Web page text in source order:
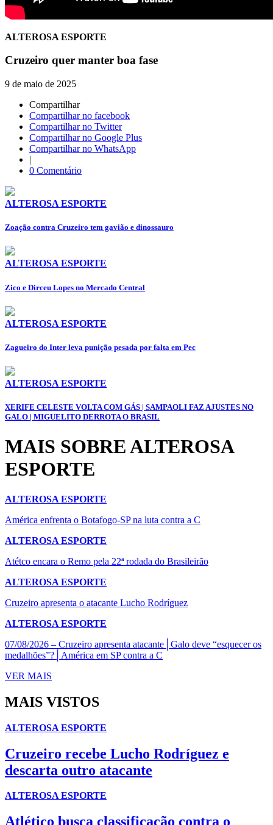
ALTEROSA ESPORTE
Cruzeiro quer manter boa fase
9 de maio de 2025
Compartilhar
Compartilhar no facebook
Compartilhar no Twitter
Compartilhar no Google Plus
Compartilhar no WhatsApp
|
0 Comentário
ALTEROSA ESPORTE
Zoação contra Cruzeiro tem gavião e dinossauro
ALTEROSA ESPORTE
Zico e Dirceu Lopes no Mercado Central
ALTEROSA ESPORTE
Zagueiro do Inter leva punição pesada por falta em Pec
ALTEROSA ESPORTE
XERIFE CELESTE VOLTA COM GÁS | SAMPAOLI FAZ AJUSTES NO
GALO | MIGUELITO DERROTA O BRASIL
MAIS SOBRE ALTEROSA
ESPORTE
ALTEROSA ESPORTE
América enfrenta o Botafogo-SP na luta contra a C
ALTEROSA ESPORTE
Atétco encara o Remo pela 22ª rodada do Brasileirão
ALTEROSA ESPORTE
Cruzeiro apresenta o atacante Lucho Rodríguez
ALTEROSA ESPORTE
07/08/2026 – Cruzeiro apresenta atacante│Galo deve “esquecer os
medalhões”?│América em SP contra a C
VER MAIS
MAIS VISTOS
ALTEROSA ESPORTE
Cruzeiro recebe Lucho Rodríguez e
descarta outro atacante
ALTEROSA ESPORTE
Atlético busca classificação contra o